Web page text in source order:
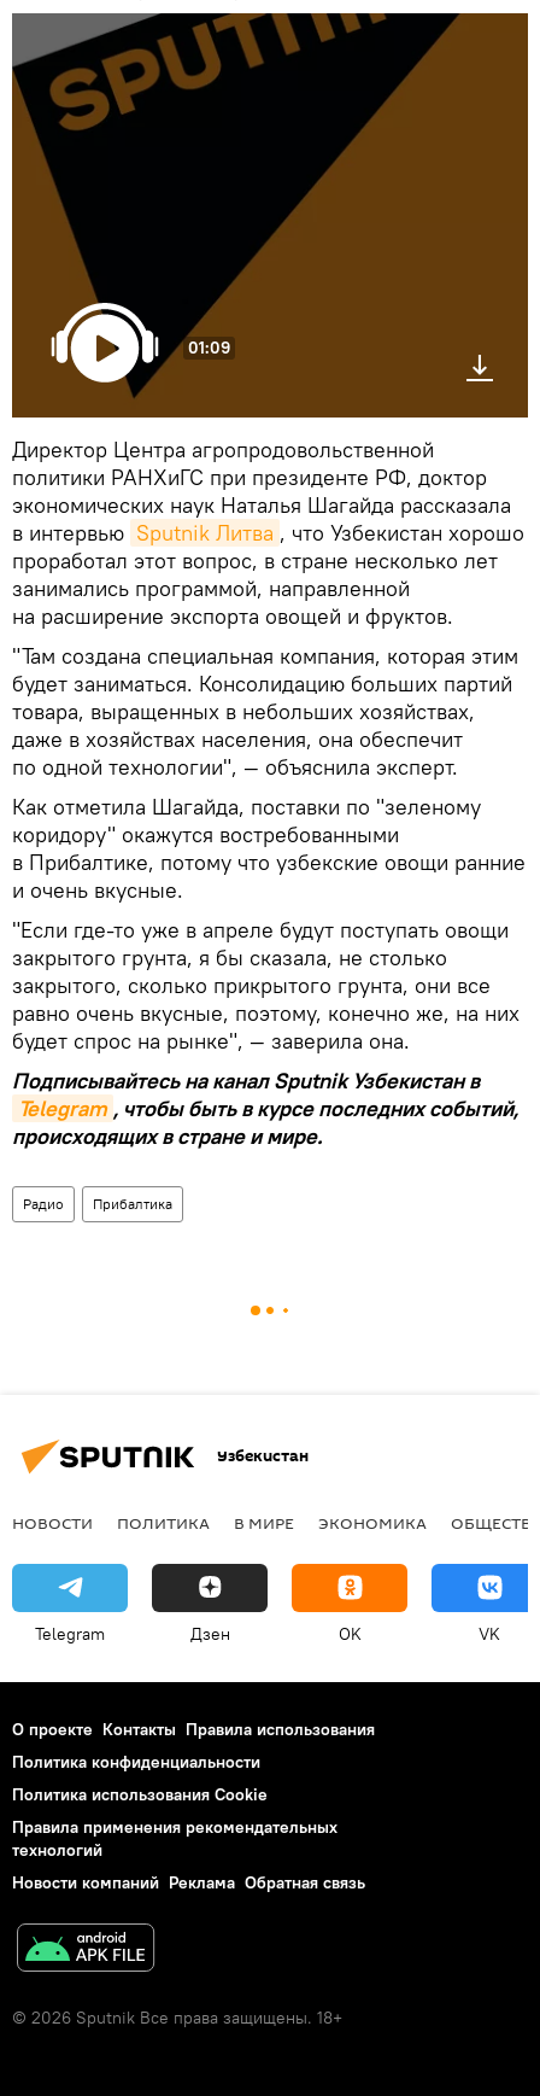
01:09
Директор Центра агропродовольственной
политики РАНХиГС при президенте РФ, доктор
экономических наук Наталья Шагайда рассказала
в интервью Sputnik Литва , что Узбекистан хорошо
проработал этот вопрос, в стране несколько лет
занимались программой, направленной
на расширение экспорта овощей и фруктов.
"Там создана специальная компания, которая этим
будет заниматься. Консолидацию больших партий
товара, выращенных в небольших хозяйствах,
даже в хозяйствах населения, она обеспечит
по одной технологии", — объяснила эксперт.
Как отметила Шагайда, поставки по "зеленому
коридору" окажутся востребованными
в Прибалтике, потому что узбекские овощи ранние
и очень вкусные.
"Если где-то уже в апреле будут поступать овощи
закрытого грунта, я бы сказала, не столько
закрытого, сколько прикрытого грунта, они все
равно очень вкусные, поэтому, конечно же, на них
будет спрос на рынке", — заверила она.
Подписывайтесь на канал Sputnik Узбекистан в
Telegram , чтобы быть в курсе последних событий,
происходящих в стране и мире.
Радио Прибалтика
Узбекистан
НОВОСТИ ПОЛИТИКА В МИРЕ ЭКОНОМИКА
Telegram Дзен OK VK
О проекте Контакты Правила использования
Политика конфиденциальности
Политика использования Cookie
Правила применения рекомендательных
технологий
Новости компаний Реклама Обратная связь
© 2026 Sputnik Все права защищены. 18+